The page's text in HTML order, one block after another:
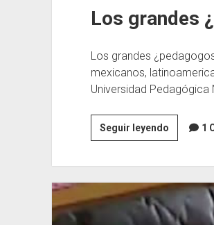
Los grandes
Los grandes
mexicanos,
Universidad Pedagógica
Seguir leyendoLos
grandes
1